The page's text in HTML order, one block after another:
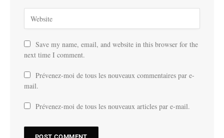
Save my name, email, and website in this browser for the
next time I comment.
Prévenez-moi de tous les nouveaux commentaires par e-
mail.
Prévenez-moi de tous les nouveaux articles par e-mail.